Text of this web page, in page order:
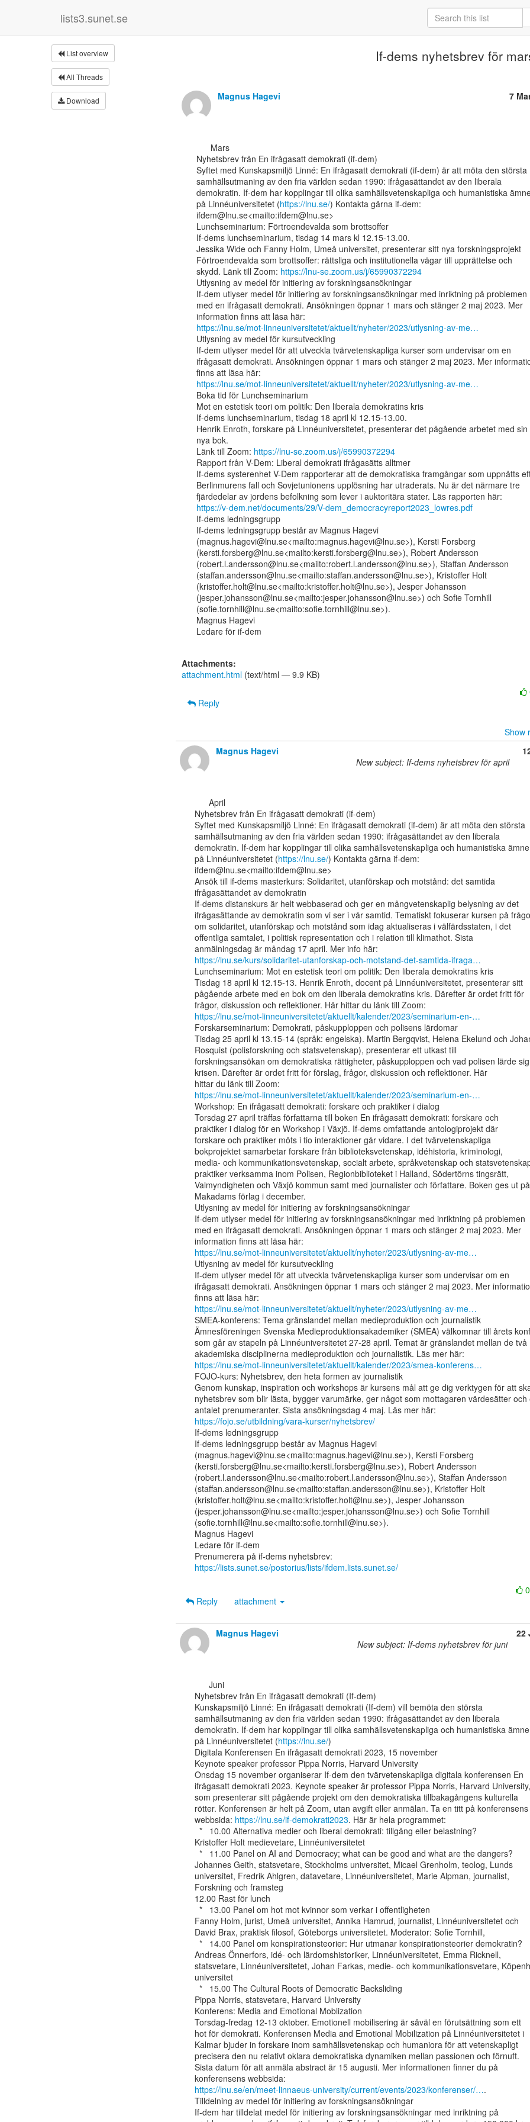
lists3.sunet.se
List overview
All Threads
Download
If-dems nyhetsbrev för
Magnus Hagevi 7
Nyhetsbrev från En ifrågasatt demokrati (if-dem)
Syftet med Kunskapsmiljö Linné: En ifrågasatt demokrati (if-dem) är att möta den största
samhällsutmaning av den fria världen sedan 1990: ifrågasättandet av den liberala
demokratin. If-dem har kopplingar till olika samhällsvetenskapliga och humanistiska
på Linnéuniversitetet (https://lnu.se/) Kontakta gärna if-dem:
ifdem@lnu.se<mailto:ifdem@lnu.se>
Lunchseminarium: Förtroendevalda som brottsoffer
If-dems lunchseminarium, tisdag 14 mars kl 12.15-13.00.
Jessika Wide och Fanny Holm, Umeå universitet, presenterar sitt nya forskningsprojekt
Förtroendevalda som brottsoffer: rättsliga och institutionella vägar till upprättelse och
skydd. Länk till Zoom: https://lnu-se.zoom.us/j/65990372294
Utlysning av medel för initiering av forskningsansökningar
If-dem utlyser medel för initiering av forskningsansökningar med inriktning på problemen
med en ifrågasatt demokrati. Ansökningen öppnar 1 mars och stänger 2 maj 2023. Mer
https://lnu.se/mot-linneuniversitetet/aktuellt/nyheter/2023/utlysning-av-me…
Utlysning av medel för kursutveckling
If-dem utlyser medel för att utveckla tvärvetenskapliga kurser som undervisar om en
ifrågasatt demokrati. Ansökningen öppnar 1 mars och stänger 2 maj 2023. Mer
https://lnu.se/mot-linneuniversitetet/aktuellt/nyheter/2023/utlysning-av-me…
Boka tid för Lunchseminarium
Mot en estetisk teori om politik: Den liberala demokratins kris
If-dems lunchseminarium, tisdag 18 april kl 12.15-13.00.
Henrik Enroth, forskare på Linnéuniversitetet, presenterar det pågående arbetet med sin
nya bok.
Länk till Zoom: https://lnu-se.zoom.us/j/65990372294
Rapport från V-Dem: Liberal demokrati ifrågasätts alltmer
If-dems systerenhet V-Dem rapporterar att de demokratiska framgångar som uppnåtts
Berlinmurens fall och Sovjetunionens upplösning har utraderats. Nu är det närmare tre
https://v-dem.net/documents/29/V-dem_democracyreport2023_lowres.pdf
If-dems ledningsgrupp
If-dems ledningsgrupp består av Magnus Hagevi
(magnus.hagevi@lnu.se<mailto:magnus.hagevi@lnu.se>), Kersti Forsberg
(kersti.forsberg@lnu.se<mailto:kersti.forsberg@lnu.se>), Robert Andersson
(robert.l.andersson@lnu.se<mailto:robert.l.andersson@lnu.se>), Staffan Andersson
(staffan.andersson@lnu.se<mailto:staffan.andersson@lnu.se>), Kristoffer Holt
(kristoffer.holt@lnu.se<mailto:kristoffer.holt@lnu.se>), Jesper Johansson
(jesper.johansson@lnu.se<mailto:jesper.johansson@lnu.se>) och Sofie Tornhill
(sofie.tornhill@lnu.se<mailto:sofie.tornhill@lnu.se>).
Magnus Hagevi
Ledare för if-dem
Attachments:
attachment.html (text/html — 9.9 KB)
Reply
Show
Magnus Hagevi
New subject: If-dems nyhetsbrev för april
Nyhetsbrev från En ifrågasatt demokrati (if-dem)
Syftet med Kunskapsmiljö Linné: En ifrågasatt demokrati (if-dem) är att möta den största
samhällsutmaning av den fria världen sedan 1990: ifrågasättandet av den liberala
demokratin. If-dem har kopplingar till olika samhällsvetenskapliga och humanistiska
på Linnéuniversitetet (https://lnu.se/) Kontakta gärna if-dem:
ifdem@lnu.se<mailto:ifdem@lnu.se>
Ansök till if-dems masterkurs: Solidaritet, utanförskap och motstånd: det samtida
ifrågasättandet av demokratin
If-dems distanskurs är helt webbaserad och ger en mångvetenskaplig belysning av det
ifrågasättande av demokratin som vi ser i vår samtid. Tematiskt fokuserar kursen på
om solidaritet, utanförskap och motstånd som idag aktualiseras i välfärdsstaten, i det
offentliga samtalet, i politisk representation och i relation till klimathot. Sista
https://lnu.se/kurs/solidaritet-utanforskap-och-motstand-det-samtida-ifraga…
Lunchseminarium: Mot en estetisk teori om politik: Den liberala demokratins kris
Tisdag 18 april kl 12.15-13. Henrik Enroth, docent på Linnéuniversitetet, presenterar sitt
pågående arbete med en bok om den liberala demokratins kris. Därefter är ordet fritt för
https://lnu.se/mot-linneuniversitetet/aktuellt/kalender/2023/seminarium-en-…
Forskarseminarium: Demokrati, påskupploppen och polisens lärdomar
Tisdag 25 april kl 13.15-14 (språk: engelska). Martin Bergqvist, Helena Ekelund och
Rosquist (polisforskning och statsvetenskap), presenterar ett utkast till
forskningsansökan om demokratiska rättigheter, påskupploppen och vad polisen lärde
krisen. Därefter är ordet fritt för förslag, frågor, diskussion och reflektioner. Här
https://lnu.se/mot-linneuniversitetet/aktuellt/kalender/2023/seminarium-en-…
Workshop: En ifrågasatt demokrati: forskare och praktiker i dialog
Torsdag 27 april träffas författarna till boken En ifrågasatt demokrati: forskare och
praktiker i dialog för en Workshop i Växjö. If-dems omfattande antologiprojekt där
forskare och praktiker möts i tio interaktioner går vidare. I det tvärvetenskapliga
bokprojektet samarbetar forskare från biblioteksvetenskap, idéhistoria, kriminologi,
media- och kommunikationsvetenskap, socialt arbete, språkvetenskap och
praktiker verksamma inom Polisen, Regionbiblioteket i Halland, Södertörns tingsrätt,
Valmyndigheten och Växjö kommun samt med journalister och författare. Boken ges ut på
Makadams förlag i december.
Utlysning av medel för initiering av forskningsansökningar
If-dem utlyser medel för initiering av forskningsansökningar med inriktning på problemen
med en ifrågasatt demokrati. Ansökningen öppnar 1 mars och stänger 2 maj 2023. Mer
https://lnu.se/mot-linneuniversitetet/aktuellt/nyheter/2023/utlysning-av-me…
Utlysning av medel för kursutveckling
If-dem utlyser medel för att utveckla tvärvetenskapliga kurser som undervisar om en
ifrågasatt demokrati. Ansökningen öppnar 1 mars och stänger 2 maj 2023. Mer
https://lnu.se/mot-linneuniversitetet/aktuellt/nyheter/2023/utlysning-av-me…
SMEA-konferens: Tema gränslandet mellan medieproduktion och journalistik
Ämnesföreningen Svenska Medieproduktionsakademiker (SMEA) välkomnar till årets
som går av stapeln på Linnéuniversitetet 27-28 april. Temat är gränslandet mellan de två
https://lnu.se/mot-linneuniversitetet/aktuellt/kalender/2023/smea-konferens…
FOJO-kurs: Nyhetsbrev, den heta formen av journalistik
Genom kunskap, inspiration och workshops är kursens mål att ge dig verktygen för att
nyhetsbrev som blir lästa, bygger varumärke, ger något som mottagaren värdesätter och
https://fojo.se/utbildning/vara-kurser/nyhetsbrev/
If-dems ledningsgrupp
If-dems ledningsgrupp består av Magnus Hagevi
(magnus.hagevi@lnu.se<mailto:magnus.hagevi@lnu.se>), Kersti Forsberg
(kersti.forsberg@lnu.se<mailto:kersti.forsberg@lnu.se>), Robert Andersson
(robert.l.andersson@lnu.se<mailto:robert.l.andersson@lnu.se>), Staffan Andersson
(staffan.andersson@lnu.se<mailto:staffan.andersson@lnu.se>), Kristoffer Holt
(kristoffer.holt@lnu.se<mailto:kristoffer.holt@lnu.se>), Jesper Johansson
(jesper.johansson@lnu.se<mailto:jesper.johansson@lnu.se>) och Sofie Tornhill
(sofie.tornhill@lnu.se<mailto:sofie.tornhill@lnu.se>).
Magnus Hagevi
Ledare för if-dem
https://lists.sunet.se/postorius/lists/ifdem.lists.sunet.se/
0
Reply
attachment
Magnus Hagevi 22
New subject: If-dems nyhetsbrev för juni
Nyhetsbrev från En ifrågasatt demokrati (If-dem)
Kunskapsmiljö Linné: En ifrågasatt demokrati (If-dem) vill bemöta den största
samhällsutmaning av den fria världen sedan 1990: ifrågasättandet av den liberala
demokratin. If-dem har kopplingar till olika samhällsvetenskapliga och humanistiska
på Linnéuniversitetet (https://lnu.se/)
Digitala Konferensen En ifrågasatt demokrati 2023, 15 november
Keynote speaker professor Pippa Norris, Harvard University
Onsdag 15 november organiserar If-dem den tvärvetenskapliga digitala konferensen En
ifrågasatt demokrati 2023. Keynote speaker är professor Pippa Norris, Harvard University,
som presenterar sitt pågående projekt om den demokratiska tillbakagångens kulturella
rötter. Konferensen är helt på Zoom, utan avgift eller anmälan. Ta en titt på konferensens
webbsida: https://lnu.se/if-demokrati2023. Här är hela programmet:
Kristoffer Holt medievetare, Linnéuniversitetet
Johannes Geith, statsvetare, Stockholms universitet, Micael Grenholm, teolog, Lunds
universitet, Fredrik Ahlgren, datavetare, Linnéuniversitetet, Marie Alpman, journalist,
Forskning och framsteg
12.00 Rast för lunch
Fanny Holm, jurist, Umeå universitet, Annika Hamrud, journalist, Linnéuniversitetet och
David Brax, praktisk filosof, Göteborgs universitetet. Moderator: Sofie Tornhill,
Andreas Önnerfors, idé- och lärdomshistoriker, Linnéuniversitetet, Emma Ricknell,
statsvetare, Linnéuniversitetet, Johan Farkas, medie- och kommunikationsvetare,
universitet
Pippa Norris, statsvetare, Harvard University
Konferens: Media and Emotional Moblization
Torsdag-fredag 12-13 oktober. Emotionell mobilisering är såväl en förutsättning som ett
hot för demokrati. Konferensen Media and Emotional Mobilization på Linnéuniversitetet i
Kalmar bjuder in forskare inom samhällsvetenskap och humaniora för att vetenskapligt
precisera den nu relativt oklara demokratiska dynamiken mellan passionen och förnuft.
Sista datum för att anmäla abstract är 15 augusti. Mer informationen finner du på
https://lnu.se/en/meet-linnaeus-university/current/events/2023/konferenser/….
Tilldelning av medel för initiering av forskningsansökningar
If-dem har tilldelat medel för initiering av forskningsansökningar med inriktning på